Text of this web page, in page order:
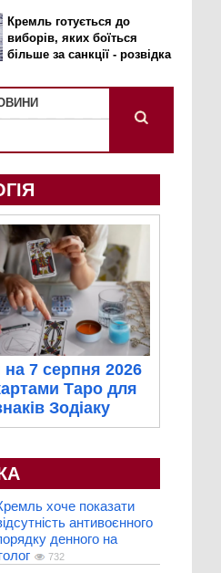
Кремль готується до
виборів, яких боїться
більше за санкції - розвідка
на 7 серпня 2026
Таро для
Зодіаку
хоче показати
антивоєнного
денного на
732